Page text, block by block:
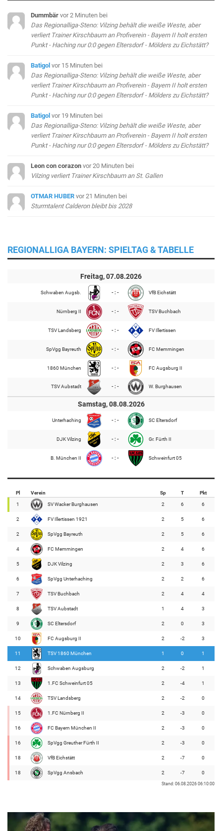
Dummbär vor 2 Minuten bei
Das Regionalliga-Steno: Vilzing behält die weiße Weste, aber
verliert Trainer Kirschbaum an Profiverein - Bayern II holt ersten
Punkt - Haching nur 0:0 gegen Eltersdorf - Mölders zu Eichstätt?
Batigol vor 15 Minuten bei
Das Regionalliga-Steno: Vilzing behält die weiße Weste, aber
verliert Trainer Kirschbaum an Profiverein - Bayern II holt ersten
Punkt - Haching nur 0:0 gegen Eltersdorf - Mölders zu Eichstätt?
Batigol vor 19 Minuten bei
Das Regionalliga-Steno: Vilzing behält die weiße Weste, aber
verliert Trainer Kirschbaum an Profiverein - Bayern II holt ersten
Punkt - Haching nur 0:0 gegen Eltersdorf - Mölders zu Eichstätt?
Leon con corazon vor 20 Minuten bei
Vilzing verliert Trainer Kirschbaum an St. Gallen
OTMAR HUBER vor 21 Minuten bei
Sturmtalent Calderon bleibt bis 2028
REGIONALLIGA BAYERN: SPIELTAG & TABELLE
Freitag, 07.08.2026
Schwaben Augsb. - : - VfB Eichstätt
Nürnberg II - : - TSV Buchbach
TSV Landsberg - : - FV Illertissen
SpVgg Bayreuth - : - FC Memmingen
1860 München - : - FC Augsburg II
TSV Aubstadt - : - W. Burghausen
Samstag, 08.08.2026
Unterhaching - : - SC Eltersdorf
DJK Vilzing - : - Gr. Fürth II
B. München II - : - Schweinfurt 05
Pl Verein Sp T Pkt
1 SV Wacker Burghausen 2 6 6
2 FV Illertissen 1921 2 5 6
2 SpVgg Bayreuth 2 5 6
4 FC Memmingen 2 4 6
5 DJK Vilzing 2 3 6
6 SpVgg Unterhaching 2 2 6
7 TSV Buchbach 2 4 4
8 TSV Aubstadt 1 4 3
9 SC Eltersdorf 2 0 3
10 FC Augsburg II 2 -2 3
11 TSV 1860 München 1 0 1
12 Schwaben Augsburg 2 -2 1
13 1.FC Schweinfurt 05 2 -4 1
14 TSV Landsberg 2 -2 0
15 1.FC Nürnberg II 2 -3 0
16 FC Bayern München II 2 -3 0
16 SpVgg Greuther Fürth II 2 -3 0
18 VfB Eichstätt 2 -7 0
18 SpVgg Ansbach 2 -7 0
Stand: 06.08.2026 06:10:00